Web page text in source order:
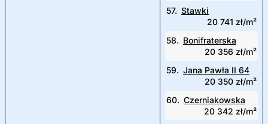
57. Stawki
20 741 zł/m²
58. Bonifraterska
20 356 zł/m²
59. Jana Pawła II 64
20 350 zł/m²
60. Czerniakowska
20 342 zł/m²